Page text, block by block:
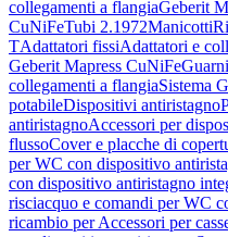
collegamenti a flangiaGeberit
CuNiFeTubi 2.1972Manicotti
TAdattatori fissiAdattatori e
Geberit Mapress CuNiFe
collegamenti a flangiaSistema
potabileDispositivi antiristagno
antiristagnoAccessori per
flussoCover e placche di
per WC con dispositivo
con dispositivo antiristagno
risciacquo e comandi per WC
ricambio per Accessori per